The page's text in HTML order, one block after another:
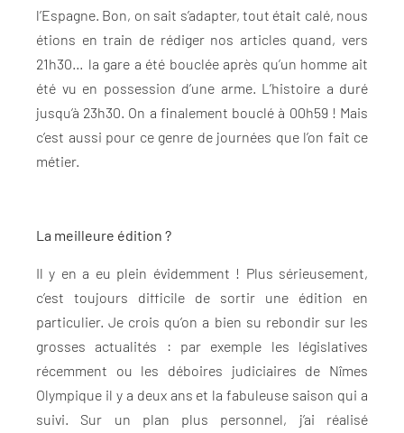
l’Espagne. Bon, on sait s’adapter, tout était calé, nous
étions en train de rédiger nos articles quand, vers
21h30… la gare a été bouclée après qu’un homme ait
été vu en possession d’une arme. L’histoire a duré
jusqu’à 23h30. On a finalement bouclé à 00h59 ! Mais
c’est aussi pour ce genre de journées que l’on fait ce
métier.
La meilleure édition ?
Il y en a eu plein évidemment ! Plus sérieusement,
c’est toujours difficile de sortir une édition en
particulier. Je crois qu’on a bien su rebondir sur les
grosses actualités : par exemple les législatives
récemment ou les déboires judiciaires de Nîmes
Olympique il y a deux ans et la fabuleuse saison qui a
suivi. Sur un plan plus personnel, j’ai réalisé